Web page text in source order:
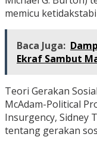
memicu
Baca Juga:
Ekraf Sambut
‎Teori Gerakan
McAdam-Political
Insurgency, Sidney
tentang gerakan